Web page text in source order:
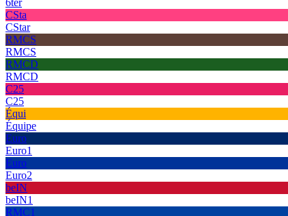
6ter
CSta
CStar
RMCS
RMCS
RMCD
RMCD
C25
C25
Équi
Équipe
Euro
Euro1
Euro
Euro2
beIN
beIN1
RMC1